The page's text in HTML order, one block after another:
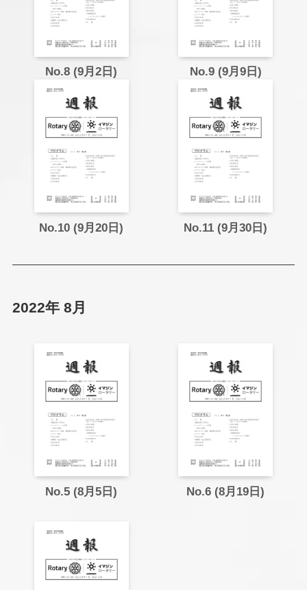
No.8 (9月2日) No.9 (9月9日)
No.10 (9月20日) No.11 (9月30日)
2022年 8月
No.5 (8月5日) No.6 (8月19日)